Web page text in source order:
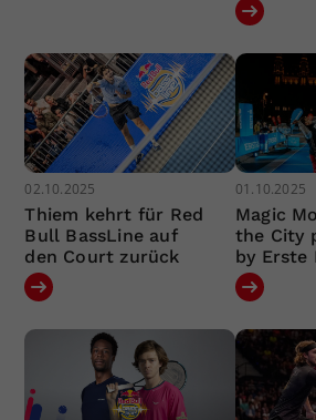
02.10.2025
Thiem kehrt für Red
Bull BassLine auf
den Court zurück
01.10.2025
Magic
the City
by Erste